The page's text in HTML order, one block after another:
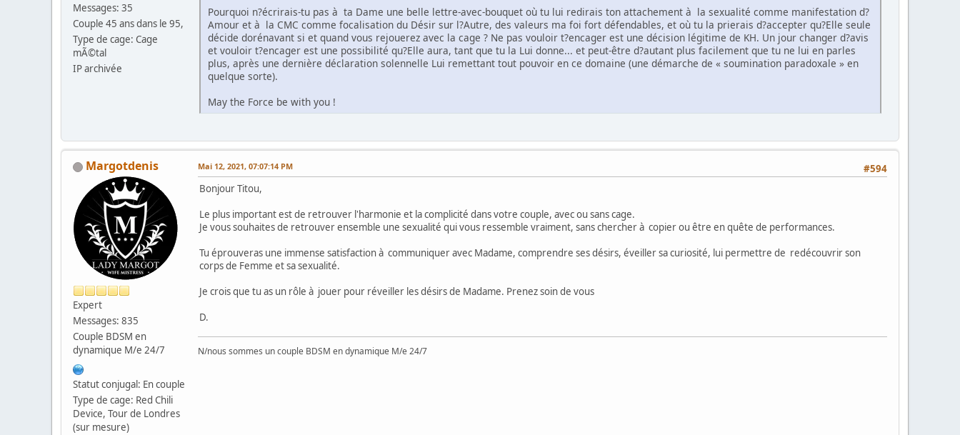
Messages: 35
Couple 45 ans dans le 95,
Type de cage: Cage
mÃ©tal
IP archivée
Pourquoi n?écrirais-tu pas à ta Dame une belle lettre-avec-bouquet où tu lui redirais ton attachement à la sexualité comme manifestation d?
Amour et à la CMC comme focalisation du Désir sur l?Autre, des valeurs ma foi fort défendables, et où tu la prierais d?accepter qu?Elle seule
décide dorénavant si et quand vous rejouerez avec la cage ? Ne pas vouloir t?encager est une décision légitime de KH. Un jour changer d?avis
et vouloir t?encager est une possibilité qu?Elle aura, tant que tu la Lui donne... et peut-être d?autant plus facilement que tu ne lui en parles
plus, après une dernière déclaration solennelle Lui remettant tout pouvoir en ce domaine (une démarche de « soumination paradoxale » en
quelque sorte).
May the Force be with you !
Margotdenis
Expert
Messages: 835
Couple BDSM en
dynamique M/e 24/7
Statut conjugal: En couple
Type de cage: Red Chili
Device, Tour de Londres
(sur mesure)
#594
Mai 12, 2021, 07:07:14 PM
Bonjour Titou,
Le plus important est de retrouver l'harmonie et la complicité dans votre couple, avec ou sans cage.
Je vous souhaites de retrouver ensemble une sexualité qui vous ressemble vraiment, sans chercher à copier ou être en quête de performances.
Tu éprouveras une immense satisfaction à communiquer avec Madame, comprendre ses désirs, éveiller sa curiosité, lui permettre de redécouvrir son
corps de Femme et sa sexualité.
Je crois que tu as un rôle à jouer pour réveiller les désirs de Madame. Prenez soin de vous
D.
N/nous sommes un couple BDSM en dynamique M/e 24/7